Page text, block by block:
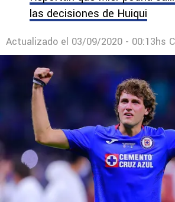
Velázquez le puso fecha al
lanzó un palo a Billy Álvarez
Reportan que Mier podría salir
las decisiones de Huiqui
Actualizado el 03/09/2020 - 00:13hs